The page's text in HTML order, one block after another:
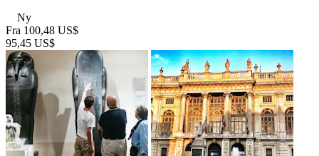
Ny
Fra 100,48 US$
95,45 US$